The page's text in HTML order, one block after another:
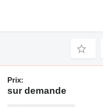
Prix:
sur demande